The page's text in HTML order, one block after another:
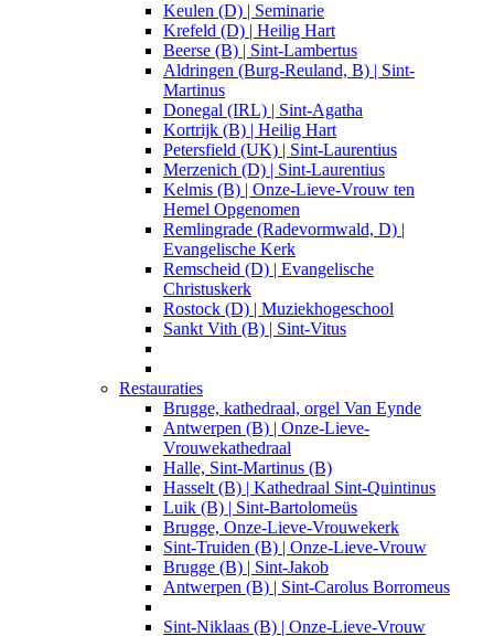
Keulen (D) | Seminarie
Krefeld (D) | Heilig Hart
Beerse (B) | Sint-Lambertus
Aldringen (Burg-Reuland, B) | Sint-
Martinus
Donegal (IRL) | Sint-Agatha
Kortrijk (B) | Heilig Hart
Petersfield (UK) | Sint-Laurentius
Merzenich (D) | Sint-Laurentius
Kelmis (B) | Onze-Lieve-Vrouw ten
Hemel Opgenomen
Remlingrade (Radevormwald, D) |
Evangelische Kerk
Remscheid (D) | Evangelische
Christuskerk
Rostock (D) | Muziekhogeschool
Sankt Vith (B) | Sint-Vitus
Restauraties
Brugge, kathedraal, orgel Van Eynde
Antwerpen (B) | Onze-Lieve-
Vrouwekathedraal
Halle, Sint-Martinus (B)
Hasselt (B) | Kathedraal Sint-Quintinus
Luik (B) | Sint-Bartolomeüs
Brugge, Onze-Lieve-Vrouwekerk
Sint-Truiden (B) | Onze-Lieve-Vrouw
Brugge (B) | Sint-Jakob
Antwerpen (B) | Sint-Carolus Borromeus
Sint-Niklaas (B) | Onze-Lieve-Vrouw